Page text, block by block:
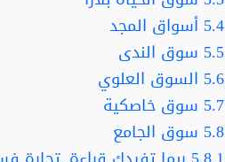
5.4 أسواق المجد
5.5 سوق الندى
5.6 السوق العلوي
5.7 سوق خاصكية
5.8 سوق الجامع